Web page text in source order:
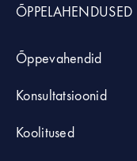
ÕPPELAHENDUSED
Õppevahendid
Konsultatsioonid
Koolitused